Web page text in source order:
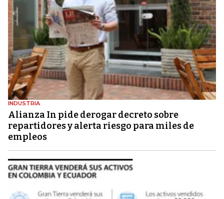
INDUSTRIA
Alianza In pide derogar decreto sobre
repartidores y alerta riesgo para miles de
empleos